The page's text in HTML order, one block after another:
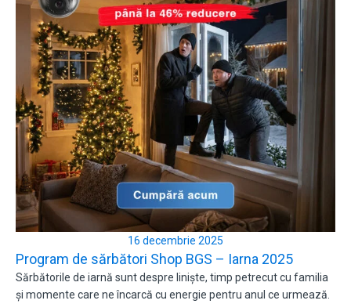
16 decembrie 2025
Program de sărbători Shop BGS – Iarna 2025
Sărbătorile de iarnă sunt despre liniște, timp petrecut cu familia
și momente care ne încarcă cu energie pentru anul ce urmează.